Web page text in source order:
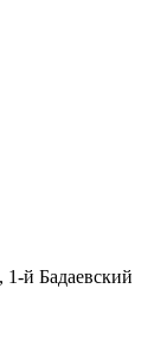
й Бадаевский